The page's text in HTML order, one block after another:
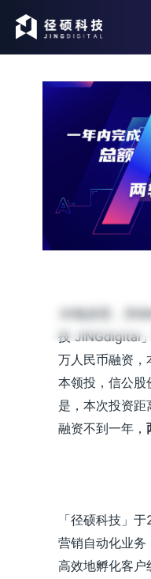
36氪获悉，营
技 JINGdigital
万人民币融资，
本领投，信公股
是，本次投资
融资不到一年，
「径硕科技」
营销自动化业务
高效地孵化客户